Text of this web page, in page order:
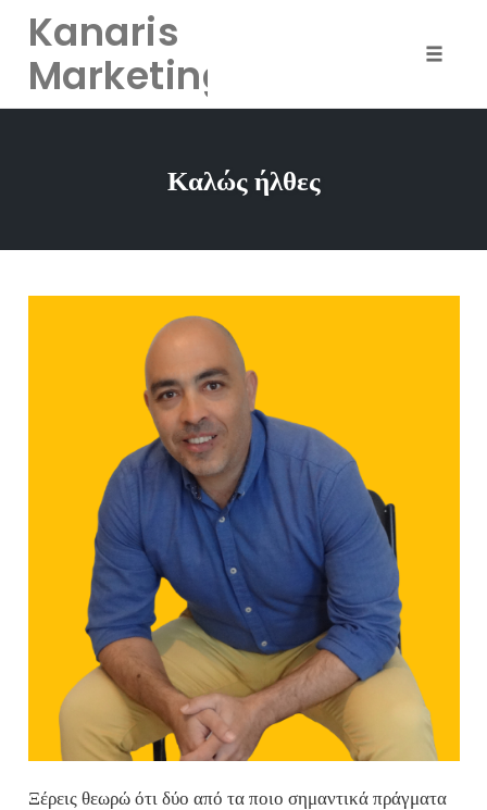
Kanaris
Marketing
Καλώς ήλθες
Ξέρεις θεωρώ ότι δύο από τα ποιο σημαντικά πράγματα